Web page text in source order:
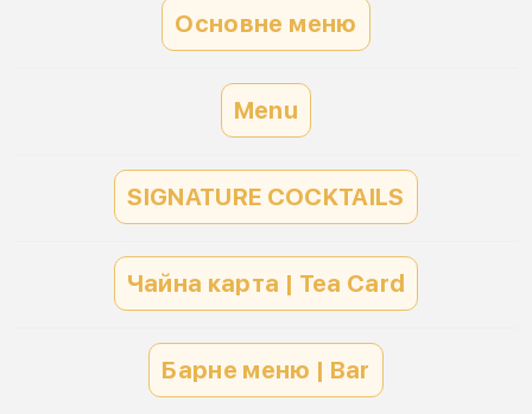
Основне меню
Menu
SIGNATURE COCKTAILS
Чайна карта | Tea Card
Барне меню | Bar